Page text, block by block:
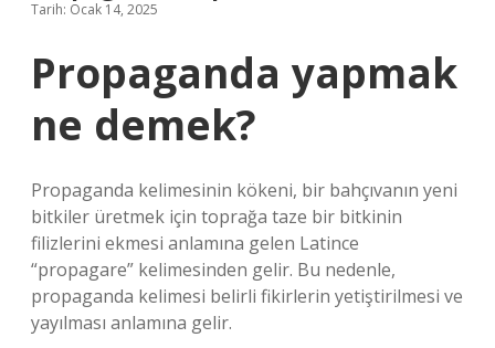
Tarih: Ocak 14, 2025
Propaganda yapmak
ne demek?
Propaganda kelimesinin kökeni, bir bahçıvanın yeni
bitkiler üretmek için toprağa taze bir bitkinin
filizlerini ekmesi anlamına gelen Latince
“propagare” kelimesinden gelir. Bu nedenle,
propaganda kelimesi belirli fikirlerin yetiştirilmesi ve
yayılması anlamına gelir.